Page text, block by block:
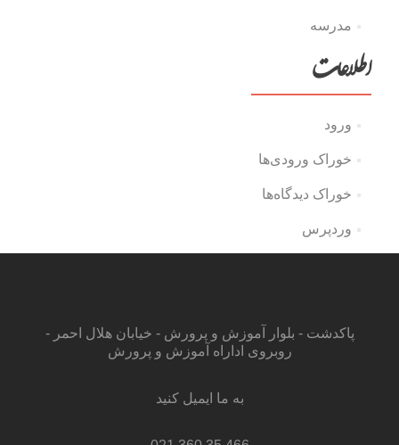
مدرسه
اطلاعات
ورود
خوراک ورودی‌ها
خوراک دیدگاه‌ها
وردپرس
پاکدشت - بلوار آموزش و پرورش - خیابان هلال احمر -
روبروی اداراه آموزش و پرورش
به ما ایمیل کنید